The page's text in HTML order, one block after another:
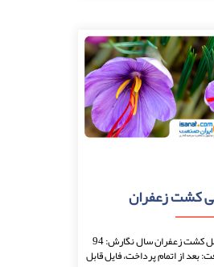
کشت زعفران
عنوان طرح: طرح توجیهی کامل کشت زعفران سال نگارش: 94
دریافت: بعد از اتمام پرداخت، فایل قابل